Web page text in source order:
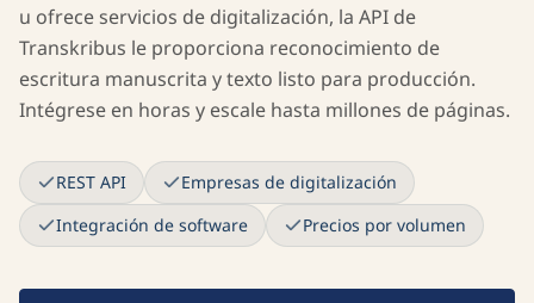
u ofrece servicios de digitalización, la API de
Transkribus le proporciona reconocimiento de
escritura manuscrita y texto listo para producción.
Intégrese en horas y escale hasta millones de páginas.
REST API
Empresas de digitalización
Integración de software
Precios por volumen